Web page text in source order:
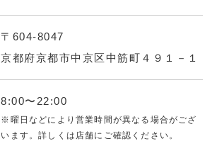
〒604-8047
京都府京都市中京区中筋町４９１－１
8:00〜22:00
※曜日などにより営業時間が異なる場合がござ
います。詳しくは店舗にご確認ください。